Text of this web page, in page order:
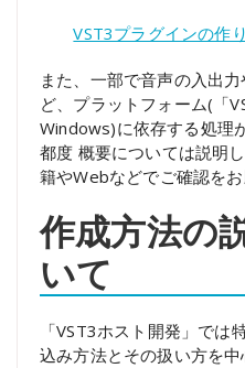
VST3プラグインの作
また、一部で音声の入出
ど、プラットフォーム(「
Windows)に依存する処理
都度 概要については説明
籍やWebなどでご確認をお
作成方法の
いて
「VST3ホスト開発」では
込み方法とその扱い方を中